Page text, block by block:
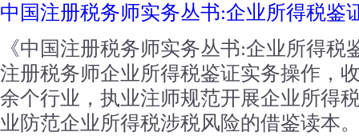
中国注册税务师实务丛书:企业所得税鉴
《中国注册税务师实务丛书:企业所得
注册税务师企业所得税鉴证实务操作，
余个行业，执业注师规范开展企业所得
业防范企业所得税涉税风险的借鉴读本